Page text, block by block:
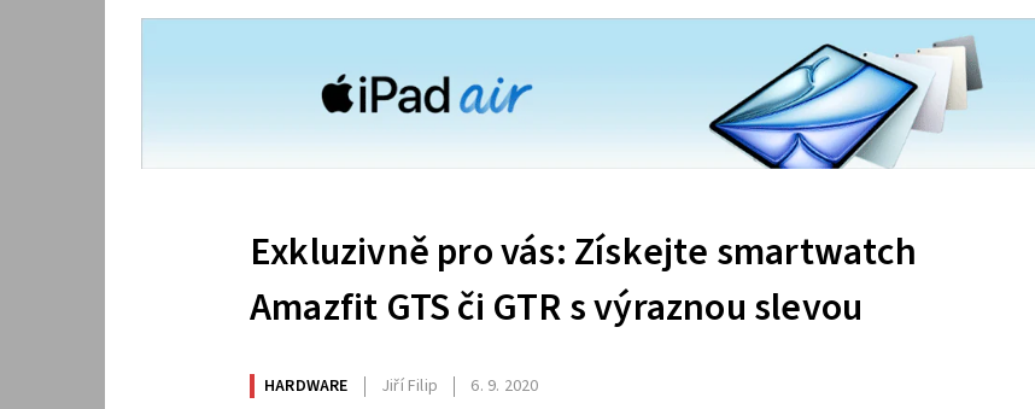
Exkluzivně pro vás: Získejte smartwatch
Amazfit GTS či GTR s výraznou slevou
HARDWARE Jiří Filip 6. 9. 2020